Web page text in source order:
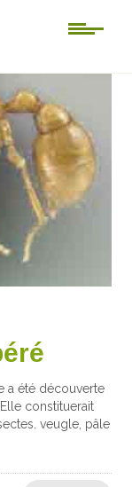
a été découverte
constituerait
veugle, pâle